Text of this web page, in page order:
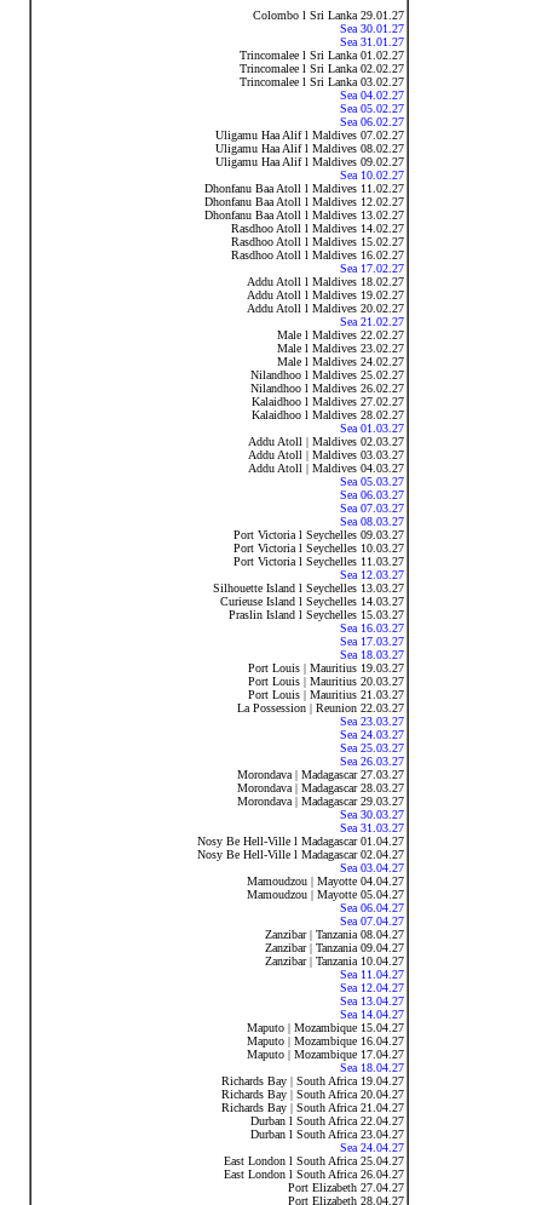
Colombo l Sri Lanka 29.01.27
Sea 30.01.27
Sea 31.01.27
Trincomalee l Sri Lanka 01.02.27
Trincomalee l Sri Lanka 02.02.27
Trincomalee l Sri Lanka 03.02.27
Sea 04.02.27
Sea 05.02.27
Sea 06.02.27
Uligamu Haa Alif l Maldives 07.02.27
Uligamu Haa Alif l Maldives 08.02.27
Uligamu Haa Alif l Maldives 09.02.27
Sea 10.02.27
Dhonfanu Baa Atoll l Maldives 11.02.27
Dhonfanu Baa Atoll l Maldives 12.02.27
Dhonfanu Baa Atoll l Maldives 13.02.27
Rasdhoo Atoll l Maldives 14.02.27
Rasdhoo Atoll l Maldives 15.02.27
Rasdhoo Atoll l Maldives 16.02.27
Sea 17.02.27
Addu Atoll l Maldives 18.02.27
Addu Atoll l Maldives 19.02.27
Addu Atoll l Maldives 20.02.27
Sea 21.02.27
Male l Maldives 22.02.27
Male l Maldives 23.02.27
Male l Maldives 24.02.27
Nilandhoo l Maldives 25.02.27
Nilandhoo l Maldives 26.02.27
Kalaidhoo l Maldives 27.02.27
Kalaidhoo l Maldives 28.02.27
Sea 01.03.27
Addu Atoll | Maldives 02.03.27
Addu Atoll | Maldives 03.03.27
Addu Atoll | Maldives 04.03.27
Sea 05.03.27
Sea 06.03.27
Sea 07.03.27
Sea 08.03.27
Port Victoria l Seychelles 09.03.27
Port Victoria l Seychelles 10.03.27
Port Victoria l Seychelles 11.03.27
Sea 12.03.27
Silhouette Island l Seychelles 13.03.27
Curieuse Island l Seychelles 14.03.27
Praslin Island l Seychelles 15.03.27
Sea 16.03.27
Sea 17.03.27
Sea 18.03.27
Port Louis | Mauritius 19.03.27
Port Louis | Mauritius 20.03.27
Port Louis | Mauritius 21.03.27
La Possession | Reunion 22.03.27
Sea 23.03.27
Sea 24.03.27
Sea 25.03.27
Sea 26.03.27
Morondava | Madagascar 27.03.27
Morondava | Madagascar 28.03.27
Morondava | Madagascar 29.03.27
Sea 30.03.27
Sea 31.03.27
Nosy Be Hell-Ville l Madagascar 01.04.27
Nosy Be Hell-Ville l Madagascar 02.04.27
Sea 03.04.27
Mamoudzou | Mayotte 04.04.27
Mamoudzou | Mayotte 05.04.27
Sea 06.04.27
Sea 07.04.27
Zanzibar | Tanzania 08.04.27
Zanzibar | Tanzania 09.04.27
Zanzibar | Tanzania 10.04.27
Sea 11.04.27
Sea 12.04.27
Sea 13.04.27
Sea 14.04.27
Maputo | Mozambique 15.04.27
Maputo | Mozambique 16.04.27
Maputo | Mozambique 17.04.27
Sea 18.04.27
Richards Bay | South Africa 19.04.27
Richards Bay | South Africa 20.04.27
Richards Bay | South Africa 21.04.27
Durban l South Africa 22.04.27
Durban l South Africa 23.04.27
Sea 24.04.27
East London l South Africa 25.04.27
East London l South Africa 26.04.27
Port Elizabeth 27.04.27
Port Elizabeth 28.04.27